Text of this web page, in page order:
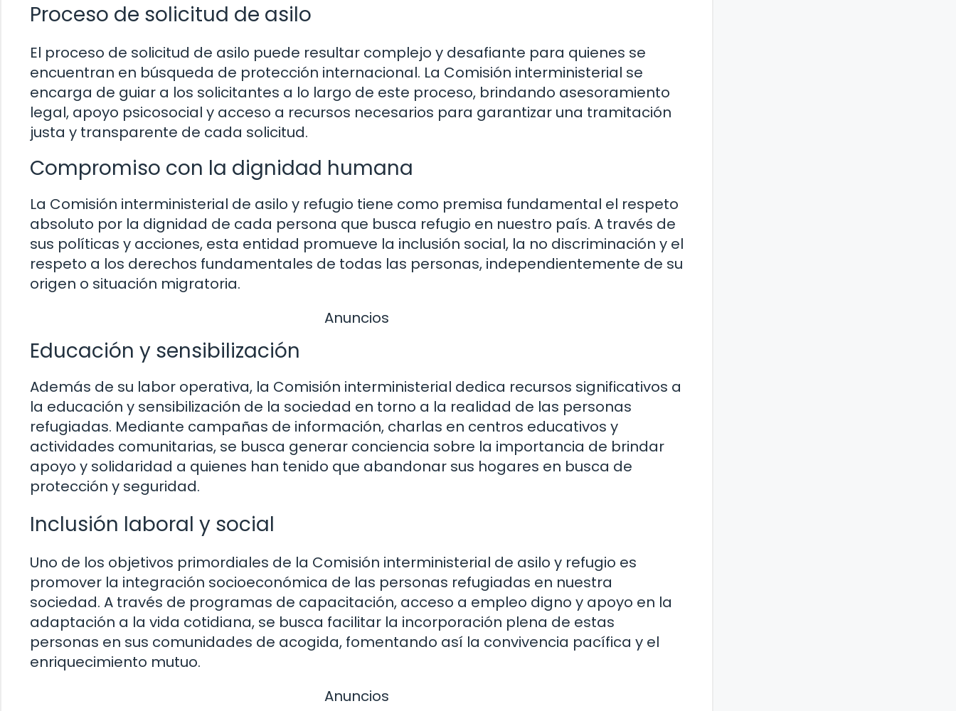
Proceso de solicitud de asilo
El proceso de solicitud de asilo puede resultar complejo y desafiante para quienes se
encuentran en búsqueda de protección internacional. La Comisión interministerial se
encarga de guiar a los solicitantes a lo largo de este proceso, brindando asesoramiento
legal, apoyo psicosocial y acceso a recursos necesarios para garantizar una tramitación
justa y transparente de cada solicitud.
Compromiso con la dignidad humana
La Comisión interministerial de asilo y refugio tiene como premisa fundamental el respeto
absoluto por la dignidad de cada persona que busca refugio en nuestro país. A través de
sus políticas y acciones, esta entidad promueve la inclusión social, la no discriminación y el
respeto a los derechos fundamentales de todas las personas, independientemente de su
origen o situación migratoria.
Anuncios
Educación y sensibilización
Además de su labor operativa, la Comisión interministerial dedica recursos significativos a
la educación y sensibilización de la sociedad en torno a la realidad de las personas
refugiadas. Mediante campañas de información, charlas en centros educativos y
actividades comunitarias, se busca generar conciencia sobre la importancia de brindar
apoyo y solidaridad a quienes han tenido que abandonar sus hogares en busca de
protección y seguridad.
Inclusión laboral y social
Uno de los objetivos primordiales de la Comisión interministerial de asilo y refugio es
promover la integración socioeconómica de las personas refugiadas en nuestra
sociedad. A través de programas de capacitación, acceso a empleo digno y apoyo en la
adaptación a la vida cotidiana, se busca facilitar la incorporación plena de estas
personas en sus comunidades de acogida, fomentando así la convivencia pacífica y el
enriquecimiento mutuo.
Anuncios